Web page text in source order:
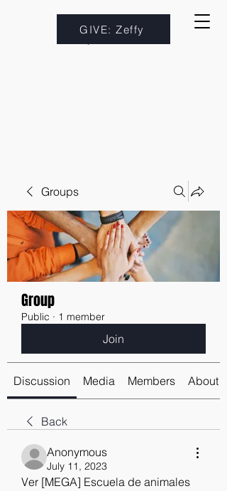
GIVE: Zeffy
Groups
Group
Public · 1 member
Join
Discussion Media Members About
Back
Anonymous
July 11, 2023
Ver [MEGA] Escuela de animales